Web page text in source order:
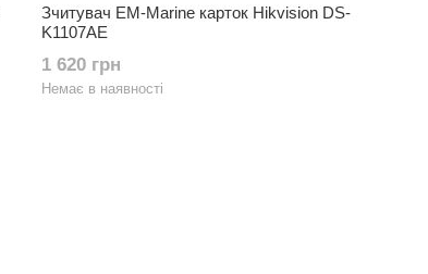
Зчитувач EM-Marine карток Hikvision DS-
K1107AE
1 620 грн
Немає в наявності